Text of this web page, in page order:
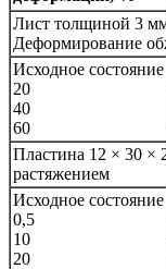
Лист толщиной 3
Деформирование
Исходное состояние
20
40
60
Пластина 12 × 30 ×
растяжением
Исходное состояние
0,5
10
20